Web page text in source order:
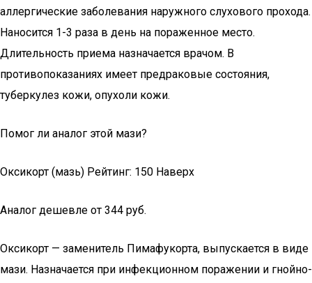
аллергические заболевания наружного слухового прохода.
Наносится 1-3 раза в день на пораженное место.
Длительность приема назначается врачом. В
противопоказаниях имеет предраковые состояния,
туберкулез кожи, опухоли кожи.
Помог ли аналог этой мази?
Оксикорт (мазь) Рейтинг: 150 Наверх
Аналог дешевле от 344 руб.
Оксикорт — заменитель Пимафукорта, выпускается в виде
мази. Назначается при инфекционном поражении и гнойно-